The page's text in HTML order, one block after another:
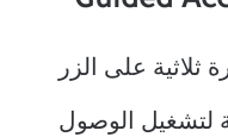
ثلاثية على الزر
لتشغيل الوصول